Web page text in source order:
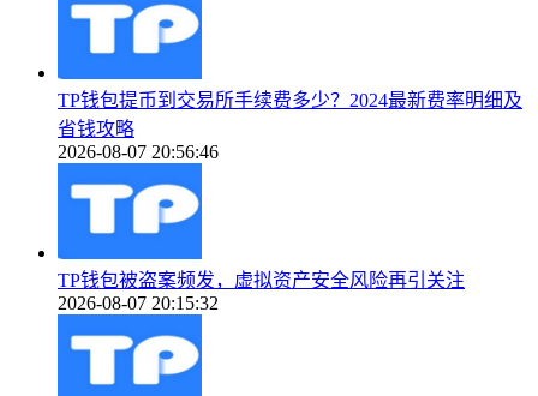
TP钱包提币到交易所手续费多少？2024最新费率明细及
省钱攻略
2026-08-07 20:56:46
TP钱包被盗案频发，虚拟资产安全风险再引关注
2026-08-07 20:15:32